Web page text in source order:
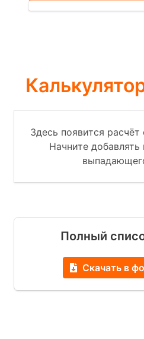
Здесь появится
Начните добавлять
Полный
Скачать в